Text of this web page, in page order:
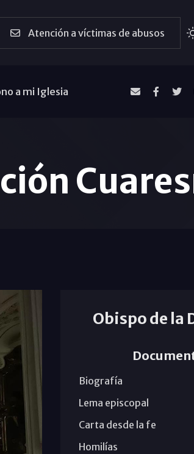
Atención a víctimas de abusos
a mi Iglesia
Obispo de la
Biografía
Lema episcopal
Carta desde la fe
Homilías